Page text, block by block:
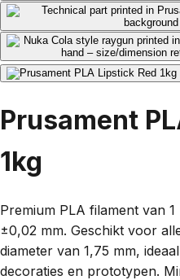
Prusament
1kg
Premium PLA filament van
±0,02 mm. Geschikt voor
diameter van 1,75 mm,
decoraties en prototypen.